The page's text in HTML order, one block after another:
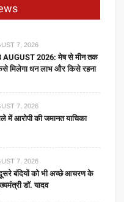
7, 2026
2026: मेष से मीन तक
मिलेगा धन लाभ और किसे रहना
7, 2026
में आरोपी की जमानत याचिका
7, 2026
दूसरे बंदियों को भी अच्छे आचरण के
डॉ. यादव